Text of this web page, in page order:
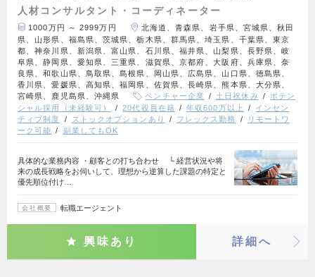
人材コンサルタント・コーディネーター
1000万円 ～ 2999万円
北海道、青森県、岩手県、宮城県、秋田
県、山形県、福島県、茨城県、栃木県、群馬県、埼玉県、千葉県、東京
都、神奈川県、新潟県、富山県、石川県、福井県、山梨県、長野県、岐
阜県、静岡県、愛知県、三重県、滋賀県、京都府、大阪府、兵庫県、奈
良県、和歌山県、鳥取県、島根県、岡山県、広島県、山口県、徳島県、
香川県、愛媛県、高知県、福岡県、佐賀県、長崎県、熊本県、大分県、
宮崎県、鹿児島県、沖縄県
ベンチャー企業 土日祝休み
ポテン
シャル採用（未経験可）
20代役員在籍 年収600万以上
インセン
ティブ制度
ストックオプションあり フレックス勤務
リモートワ
ーク可能
副業してもOK
具体的な業務内容 ・顧客との打ち合わせ └ 経営状況や将
来の成長戦略をお伺いして、理想から逆算した課題の特定と
優先順位付け…
会社概要 転職エージェント
興味あり 詳細へ